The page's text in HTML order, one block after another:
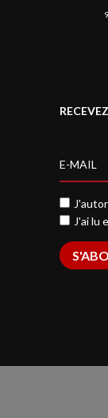
J'ai lu